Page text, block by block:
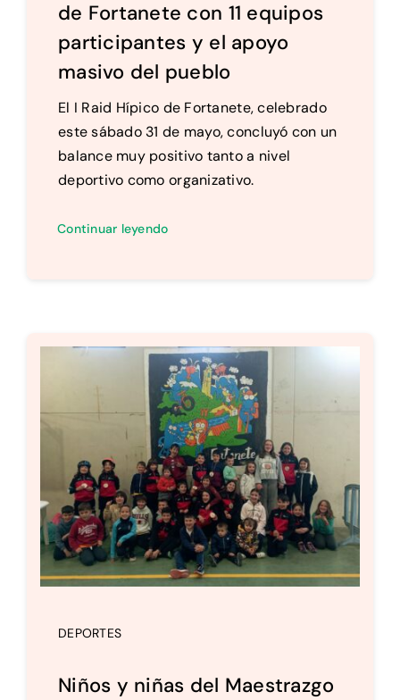
de Fortanete con 11 equipos
participantes y el apoyo
masivo del pueblo
El I Raid Hípico de Fortanete, celebrado
este sábado 31 de mayo, concluyó con un
balance muy positivo tanto a nivel
deportivo como organizativo.
Continuar leyendo
DEPORTES
Niños y niñas del Maestrazgo